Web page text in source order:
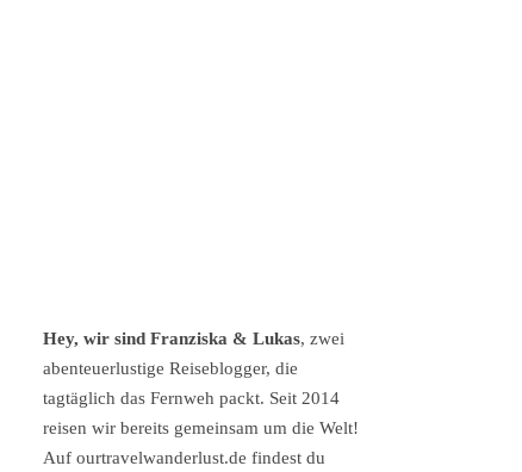
Hey, wir sind Franziska & Lukas, zwei
abenteuerlustige Reiseblogger, die
tagtäglich das Fernweh packt. Seit 2014
reisen wir bereits gemeinsam um die Welt!
Auf ourtravelwanderlust.de findest du